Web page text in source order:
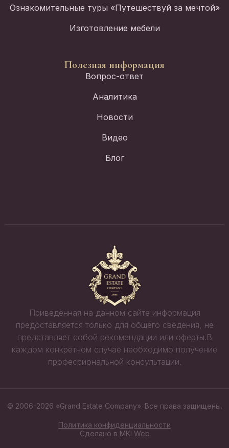
Ознакомительные туры «Путешествуй за мечтой»
Изготовление мебели
Полезная информация
Вопрос-ответ
Аналитика
Новости
Видео
Блог
Приведённая на данном сайте информация
предоставляется только для общего сведения, не
представляет собой рекомендации или оферты.В
каждом конкретном случае необходимо получение
профессиональной консультации.
© 2006-2026 «Grand Estate Company». Все права защищены.
Политика конфиденциальности
Сделано в MKI Web